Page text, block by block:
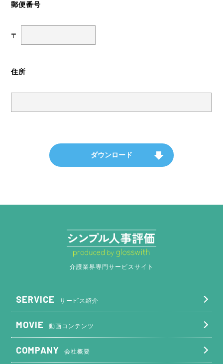
郵便番号
〒
住所
介護業界専門サービスサイト
SERVICE サービス紹介
MOVIE 動画コンテンツ
COMPANY 会社概要